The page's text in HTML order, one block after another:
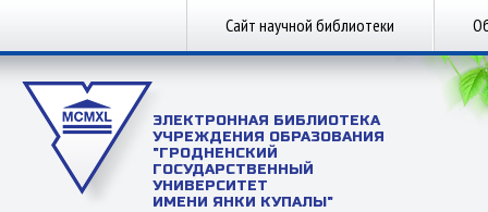
Сайт научной библиотеки
ЭЛЕКТРОННАЯ БИБЛИОТЕКА
УЧРЕЖДЕНИЯ ОБРАЗОВАНИЯ
"ГРОДНЕНСКИЙ
ГОСУДАРСТВЕННЫЙ
УНИВЕРСИТЕТ
ИМЕНИ ЯНКИ КУПАЛЫ"